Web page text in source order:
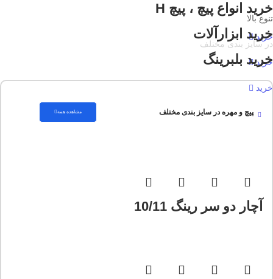
خرید انواع پیچ ، پیچ H
خرید
تنوع بالا
خرید ابزارآلات
خرید
در سایز بندی مختلف
خرید بلبرینگ
خرید
پیچ و مهره در سایز بندی مختلف مشاهده همه
آچار دو سر رینگ 10/11